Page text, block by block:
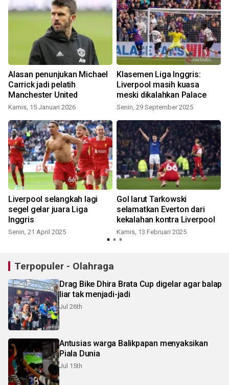
Alasan penunjukan Michael
Carrick jadi pelatih
Manchester United
Kamis, 15 Januari 2026
Klasemen Liga Inggris:
Liverpool masih kuasa
meski dikalahkan Palace
Senin, 29 September 2025
Liverpool selangkah lagi
segel gelar juara Liga
Inggris
Senin, 21 April 2025
Gol larut Tarkowski
selamatkan Everton dari
kekalahan kontra Liverpool
Kamis, 13 Februari 2025
Terpopuler - Olahraga
Drag Bike Dhira Brata Cup digelar agar balap
liar tak menjadi-jadi
Jul 26th
Antusias warga Balikpapan menyaksikan
Piala Dunia
Jul 15th